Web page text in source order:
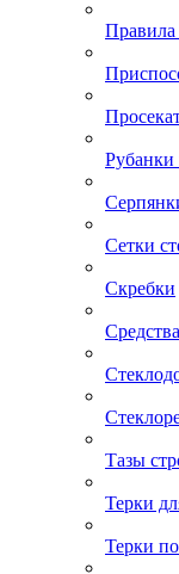
Рубанки
Сетки
Скребки
Тазы
Терки
Терки